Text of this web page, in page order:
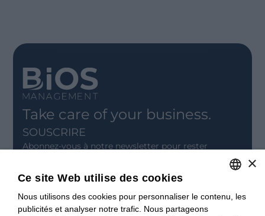
Take care of your business.
SOUSCRIRE
Abonnez-vous à notre newsletter pour rester
CONTACT
ITALIAN
×
Ce site Web utilise des cookies
Nous utilisons des cookies pour personnaliser le contenu, les
publicités et analyser notre trafic. Nous partageons